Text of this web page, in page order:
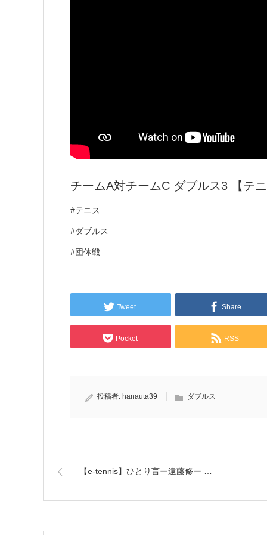
チームA対チームC ダブルス3 【テ
#テニス
#ダブルス
#団体戦
Tweet Share
Pocket RSS
投稿者: hanauta39 ダブルス
【e-tennis】ひとり言ー遠藤修ー …